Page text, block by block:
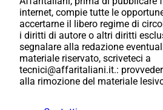
internet, compie tutte le
accertarne il libero regime di
i diritti di autore o altri diritti
segnalare alla redazione
materiale riservato, scriveteci a
tecnici@affaritaliani.it.:
alla rimozione del materiale